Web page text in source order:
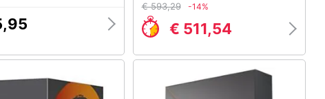
€ 593,29 -14%
€ 511,54